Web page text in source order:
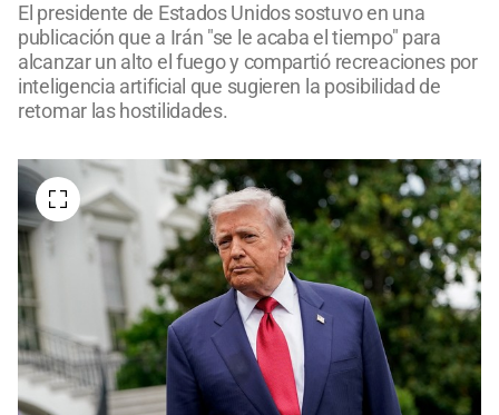
El presidente de Estados Unidos sostuvo en una
publicación que a Irán "se le acaba el tiempo" para
alcanzar un alto el fuego y compartió recreaciones por
inteligencia artificial que sugieren la posibilidad de
retomar las hostilidades.